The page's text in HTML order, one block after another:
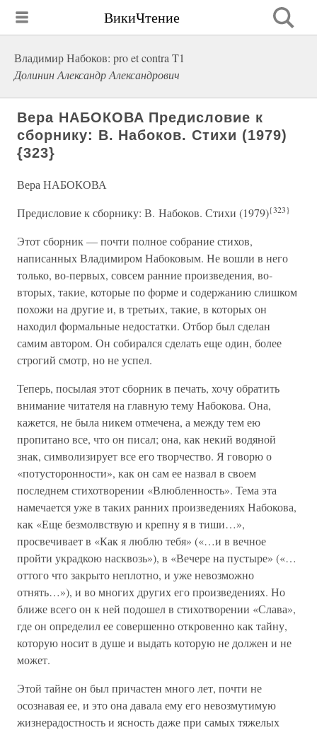
ВикиЧтение
Владимир Набоков: pro et contra T1
Долинин Александр Александрович
Вера НАБОКОВА Предисловие к
сборнику: В. Набоков. Стихи (1979)
{323}
Вера НАБОКОВА
Предисловие к сборнику: В. Набоков. Стихи (1979){323}
Этот сборник — почти полное собрание стихов,
написанных Владимиром Набоковым. Не вошли в него
только, во-первых, совсем ранние произведения, во-
вторых, такие, которые по форме и содержанию слишком
похожи на другие и, в третьих, такие, в которых он
находил формальные недостатки. Отбор был сделан
самим автором. Он собирался сделать еще один, более
строгий смотр, но не успел.
Теперь, посылая этот сборник в печать, хочу обратить
внимание читателя на главную тему Набокова. Она,
кажется, не была никем отмечена, а между тем ею
пропитано все, что он писал; она, как некий водяной
знак, символизирует все его творчество. Я говорю о
«потусторонности», как он сам ее назвал в своем
последнем стихотворении «Влюбленность». Тема эта
намечается уже в таких ранних произведениях Набокова,
как «Еще безмолвствую и крепну я в тиши…»,
просвечивает в «Как я люблю тебя» («…и в вечное
пройти украдкою насквозь»), в «Вечере на пустыре» («…
оттого что закрыто неплотно, и уже невозможно
отнять…»), и во многих других его произведениях. Но
ближе всего он к ней подошел в стихотворении «Слава»,
где он определил ее совершенно откровенно как тайну,
которую носит в душе и выдать которую не должен и не
может.
Этой тайне он был причастен много лет, почти не
осознавая ее, и это она давала ему его невозмутимую
жизнерадостность и ясность даже при самых тяжелых